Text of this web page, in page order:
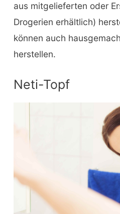
aus mitgelieferten oder
Drogerien erhältlich)
können auch
herstellen.
Neti-Topf